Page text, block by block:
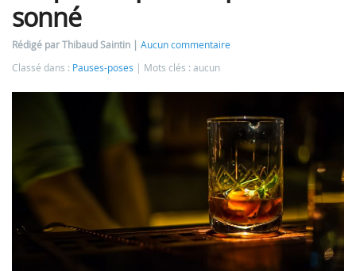
sonné
Rédigé par Thibaud Saintin
Aucun commentaire
Classé dans : Pauses-poses Mots clés : aucun